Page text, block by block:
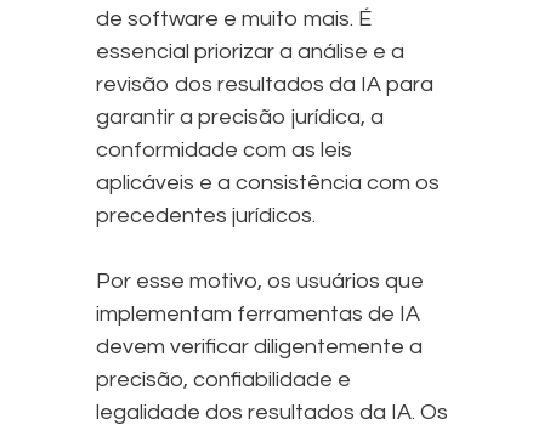
de software e muito mais. É
essencial priorizar a análise e a
revisão dos resultados da IA para
garantir a precisão jurídica, a
conformidade com as leis
aplicáveis e a consistência com os
precedentes jurídicos.
Por esse motivo, os usuários que
implementam ferramentas de IA
devem verificar diligentemente a
precisão, confiabilidade e
legalidade dos resultados da IA. Os